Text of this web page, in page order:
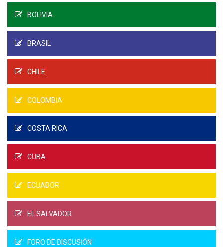
BOLIVIA
BRASIL
CHILE
COLOMBIA
COSTA RICA
CUBA
ECUADOR
EL SALVADOR
FORO DE DISCUSIÓN